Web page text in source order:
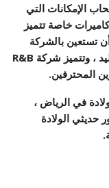
الإمكانات التي
خاصة تتميز
تستعين بالشركة
المتخصصة في تنسيق الحفلات وتصوير المواليد ، وتتميز شركة R&B
المحترفين.
في الرياض ،
حديثي الولادة